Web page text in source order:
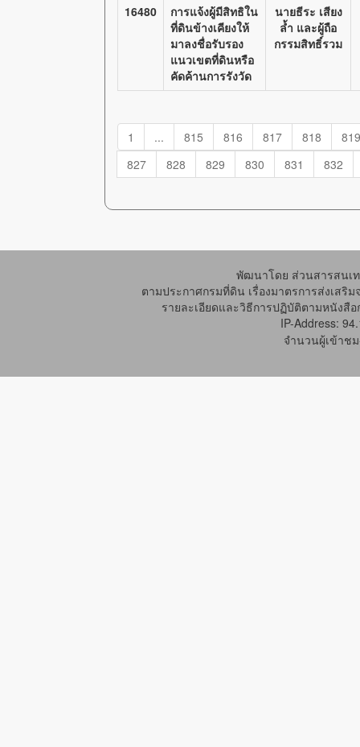
16480
การแจ้งผู้มีสิทธิใน
ที่ดินข้างเคียงให้
มาลงชื่อรับรอง
แนวเขตที่ดินหรือ
คัดค้านการรังวัด
นายธีระ เสียง
ล้ำ และผู้ถือ
กรรมสิทธิ์รวม
1 ... 815 816 817 818
819
827
828 829 830 831 832
พัฒนาโดย ส่วนสารสนเ
ตามประกาศกรมที่ดิน เรื่องมาตรการส่งเสริ
รายละเอียดและวิธีการปฏิบัติตามหนังสื
IP-Address:
จำนวนผู้เข้าช